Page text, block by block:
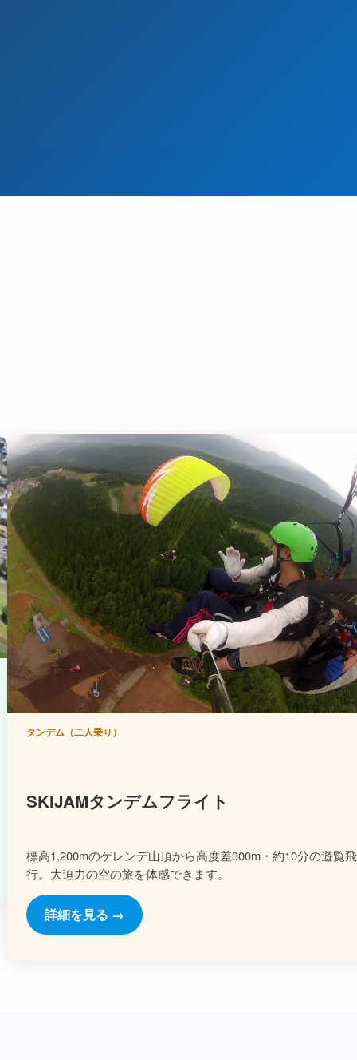
タンデム（二人乗り）
SKIJAMタンデムフライト
標高1,200mのゲレンデ山頂から高度差300m・約10分の遊覧飛
行。大迫力の空の旅を体感できます。
詳細を見る →